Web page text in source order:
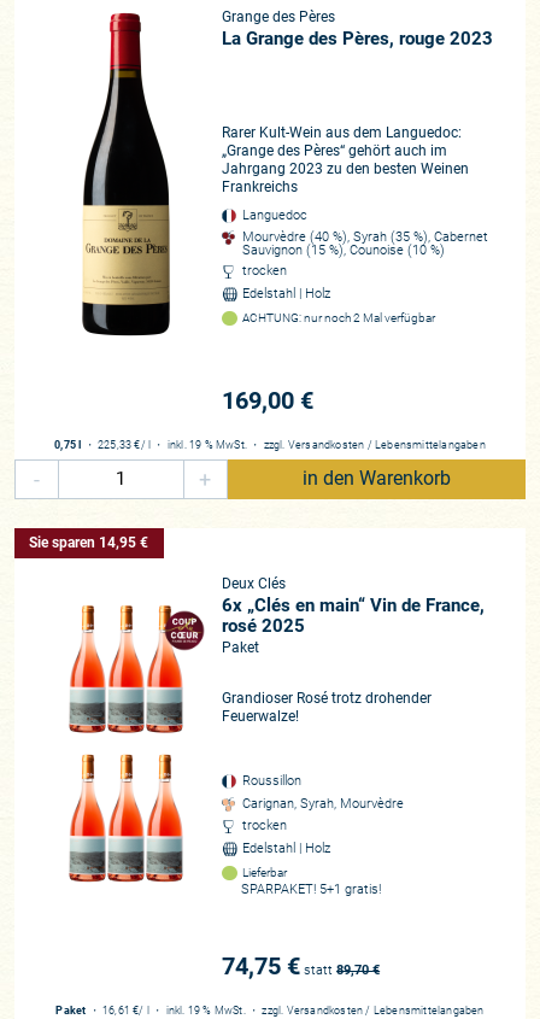
Grange des Pères
La Grange des Pères, rouge 2023
Rarer Kult-Wein aus dem Languedoc:
„Grange des Pères“ gehört auch im
Jahrgang 2023 zu den besten Weinen
Frankreichs
Languedoc
Mourvèdre (40 %), Syrah (35 %), Cabernet
Sauvignon (15 %), Counoise (10 %)
trocken
Edelstahl | Holz
ACHTUNG: nur noch 2 Mal verfügbar
169,00 €
0,75 l ・ 225,33 € / l ・ inkl. 19 % MwSt. ・ zzgl. Versandkosten / Lebensmittelangaben
- + in den Warenkorb
Sie sparen 14,95 €
Deux Clés
6x „Clés en main“ Vin de France,
rosé 2025
Paket
Grandioser Rosé trotz drohender
Feuerwalze!
Roussillon
Carignan, Syrah, Mourvèdre
trocken
Edelstahl | Holz
Lieferbar
SPARPAKET! 5+1 gratis!
74,75 € statt 89,70€
Paket ・ 16,61 €/ l ・ inkl. 19 % MwSt.・zzgl. Versandkosten / Lebensmittelangaben